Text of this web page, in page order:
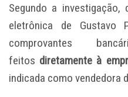
Segundo a investigação,
eletrônica de Gustavo
comprovantes
feitos diretamente à
indicada como vendedora